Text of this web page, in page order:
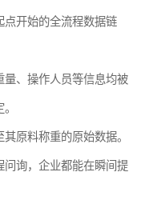
点开始的全流程数据链
、操作人员等信息均被
原料称重的原始数据。
询，企业都能在瞬间提